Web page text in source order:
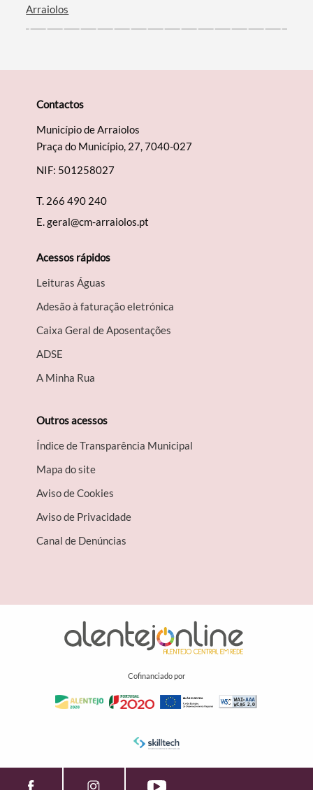
Arraiolos
Contactos
Município de Arraiolos
Praça do Município, 27, 7040-027
NIF: 501258027
T. 266 490 240
E.geral@cm-arraiolos.pt
Acessos rápidos
Leituras Águas
Adesão à faturação eletrónica
Caixa Geral de Aposentações
A​DSE
A Minha Rua
Outros acessos
Índice de Transparência Municipal
Mapa do site
Aviso de Cookies
Aviso de Privacidade
Canal de Denúncias
Cofinanciado por